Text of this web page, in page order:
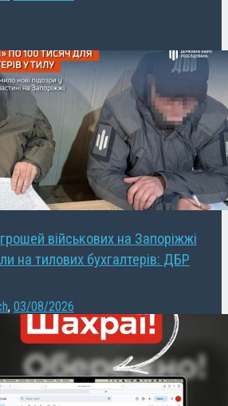
військових на Запоріжжі
на тилових бухгалтерів: ДБР
, 03/08/2026